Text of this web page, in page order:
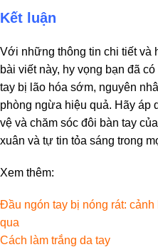
Kết luận
Với những thông tin chi tiết và
bài viết này, hy vọng bạn đã
tay bị lão hóa sớm, nguyên
phòng ngừa hiệu quả. Hãy áp
vệ và chăm sóc đôi bàn tay
xuân và tự tin tỏa sáng trong
Xem thêm:
Đầu ngón tay bị nóng rát:
qua
Cách làm trắng da tay